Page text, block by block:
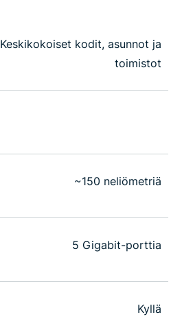
Keskikokoiset kodit, asunnot ja
toimistot
~150 neliömetriä
5 Gigabit-porttia
Kyllä